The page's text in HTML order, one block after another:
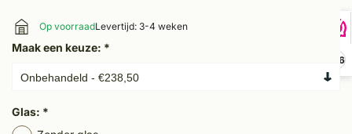
9,6
Op voorraadLevertijd: 3-4 weken
Maak een keuze: *
Glas: *